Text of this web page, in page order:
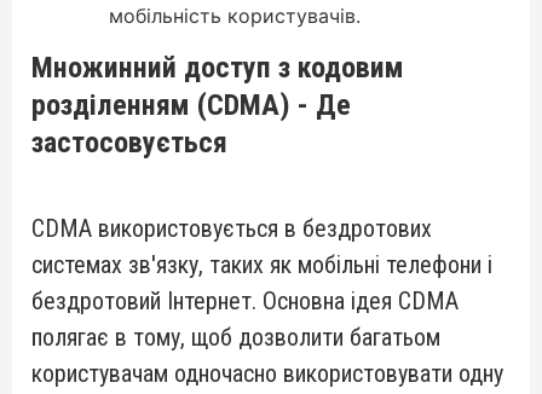
мобільність користувачів.
Множинний доступ з кодовим
розділенням (CDMA) - Де
застосовується
CDMA використовується в бездротових
системах зв'язку, таких як мобільні телефони і
бездротовий Інтернет. Основна ідея CDMA
полягає в тому, щоб дозволити багатьом
користувачам одночасно використовувати одну